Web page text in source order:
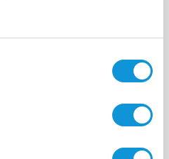
directement au :